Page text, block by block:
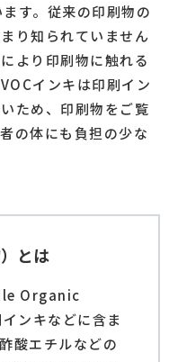
す。従来の印刷物の
り知られていません
より印刷物に触れる
インキは印刷イン
ため、印刷物をご覧
の体にも負担の少な
とは
Organic
ンキなどに含ま
酸エチルなどの